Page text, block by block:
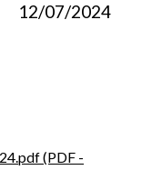
12/07/2024
(PDF -